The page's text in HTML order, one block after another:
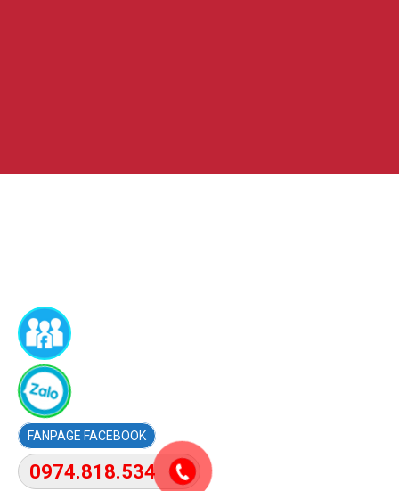
0974.818.534
FACEBOOK